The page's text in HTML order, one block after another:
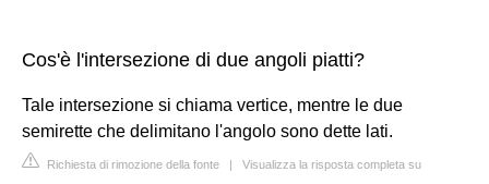
Cos'è l'intersezione di due angoli piatti?
Tale intersezione si chiama vertice, mentre le due
semirette che delimitano l'angolo sono dette lati.
Richiesta di rimozione della fonte | Visualizza la risposta completa su